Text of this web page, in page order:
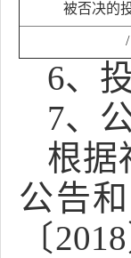
被否决的
/
6、
7、
根据
公告
〔